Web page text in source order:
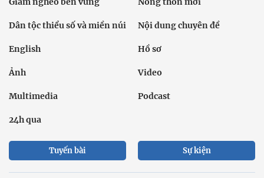
Dân tộc thiểu số và miền núi Nội dung chuyên đề
English Hồ sơ
Ảnh Video
Multimedia Podcast
24h qua
Tuyến bài Sự kiện